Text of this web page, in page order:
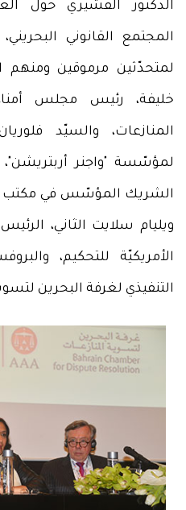
الدكتور القشيري حول
المجتمع القانوني
لمتحدّثين مرموقين
خليفة، رئيس مجلس
المنازعات، والسيّد
لمؤسّسة "واجنر أربتريشن"،
الشريك المؤسّس في مكتب
ويليام سلايت الثاني،
الأمريكيّة للتحكيم،
التنفيذي لغرفة البحرين